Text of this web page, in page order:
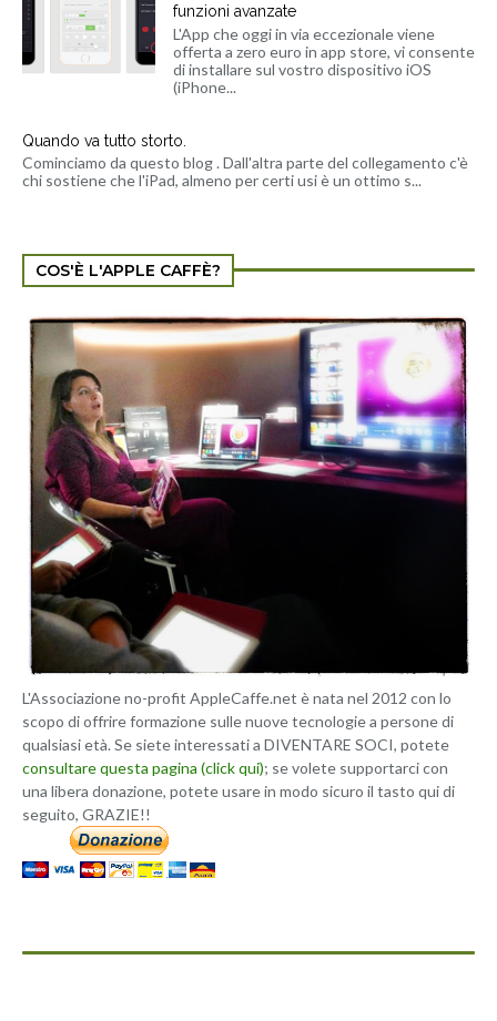
funzioni avanzate
L'App che oggi in via eccezionale viene
offerta a zero euro in app store, vi consente
di installare sul vostro dispositivo iOS
(iPhone...
Quando va tutto storto.
Cominciamo da questo blog . Dall'altra parte del collegamento c'è
chi sostiene che l'iPad, almeno per certi usi è un ottimo s...
COS'È L'APPLE CAFFÈ?
L'Associazione no-profit AppleCaffe.net è nata nel 2012 con lo
scopo di offrire formazione sulle nuove tecnologie a persone di
qualsiasi età. Se siete interessati a DIVENTARE SOCI, potete
consultare questa pagina (click qui); se volete supportarci con
una libera donazione, potete usare in modo sicuro il tasto qui di
seguito, GRAZIE!!